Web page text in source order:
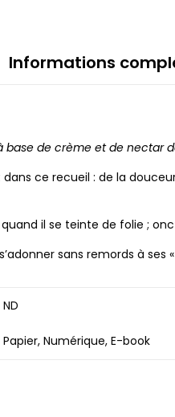
Informations
base de crème et de nectar
dans ce recueil : de la
il se teinte de folie ;
sans remords à ses
ND
Papier, Numérique, E-book